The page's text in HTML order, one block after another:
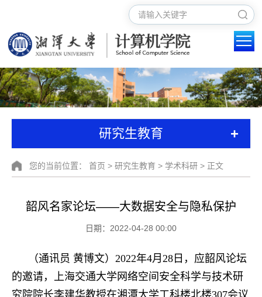
研究生教育 +
您的当前位置： 首页 > 研究生教育 > 学术科研 > 正文
韶风名家论坛——大数据安全与隐私保护
日期：2022-04-28 00:00
（通讯员 黄博文） 2022年4月28日，应韶风论坛
的邀请，上海交通大学网络空间安全科学与技术研